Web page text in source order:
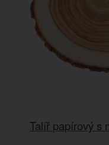
Talíř papírový s